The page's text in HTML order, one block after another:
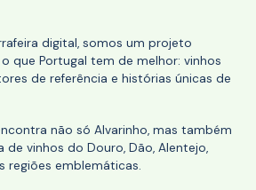
digital, somos um projeto
que Portugal tem de melhor: vinhos
de referência e histórias únicas de
não só Alvarinho, mas também
de vinhos do Douro, Dão, Alentejo,
regiões emblemáticas.